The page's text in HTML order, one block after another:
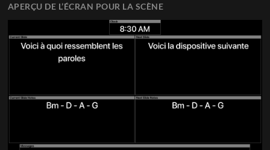
APERÇU DE L’ÉCRAN POUR LA SCÈNE